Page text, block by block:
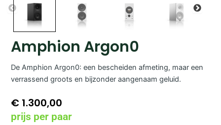
Amphion Argon0
De Amphion Argon0: een bescheiden afmeting, maar een
verrassend groots en bijzonder aangenaam geluid.
€ 1.300,00
prijs per paar